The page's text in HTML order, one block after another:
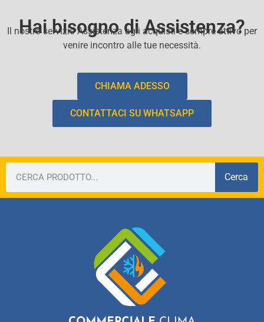
Hai bisogno di Assistenza?
Il nostro servizio Assistenza agli acquisti e sempre attivo per
venire incontro alle tue necessità.
CHIAMA ADESSO
CONTATTACI SU WHATSAPP
Cerca